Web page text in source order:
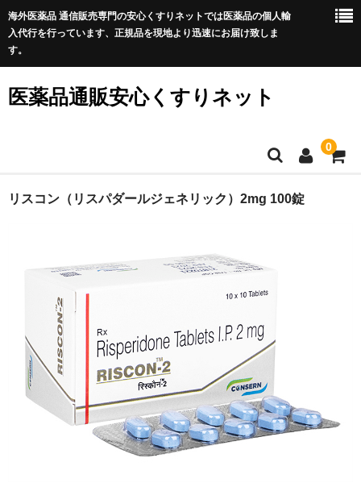
海外医薬品 通信販売専門の安心くすりネットでは医薬品の個人輸
入代行を行っています、正規品を現地より迅速にお届け致しま
す。
医薬品通販安心くすりネット
0
ホーム
サイトマップ
良くある質問
プライバシーポリシー
リスコン（リスパダールジェネリック）2mg 100錠